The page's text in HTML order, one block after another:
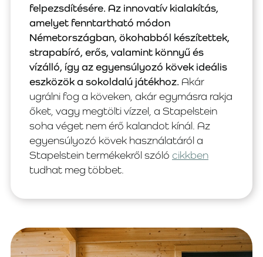
felpezsdítésére. Az innovatív kialakítás,
amelyet fenntartható módon
Németországban, ökohabból készítettek,
strapabíró, erős, valamint könnyű és
vízálló, így az egyensúlyozó kövek ideális
eszközök a sokoldalú játékhoz. Akár
ugrálni fog a köveken, akár egymásra rakja
őket, vagy megtölti vízzel, a Stapelstein
soha véget nem érő kalandot kínál. Az
egyensúlyozó kövek használatáról a
Stapelstein termékekről szóló cikkben
tudhat meg többet.